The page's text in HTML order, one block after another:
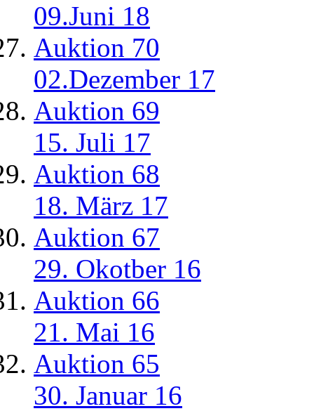
09.Juni 18
Auktion 70
02.Dezember 17
Auktion 69
15. Juli 17
Auktion 68
18. März 17
Auktion 67
29. Okotber 16
Auktion 66
21. Mai 16
Auktion 65
30. Januar 16